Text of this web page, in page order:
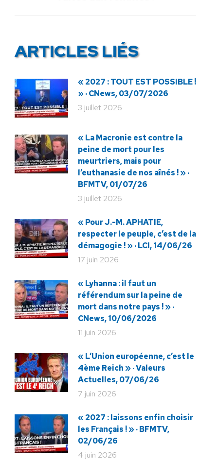
:
ARTICLES LIÉS
« 2027 : TOUT EST POSSIBLE !
» · CNews, 03/07/2026
3 juillet 2026
« La Macronie est contre la
peine de mort pour les
meurtriers, mais pour
l’euthanasie de nos aînés ! » ·
BFMTV, 01/07/26
3 juillet 2026
« Pour J.-M. APHATIE,
respecter le peuple, c’est de la
démagogie ! » · LCI, 14/06/26
17 juin 2026
« Lyhanna : il faut un
référendum sur la peine de
mort dans notre pays ! » ·
CNews, 10/06/2026
11 juin 2026
« L’Union européenne, c’est le
4ème Reich » · Valeurs
Actuelles, 07/06/26
7 juin 2026
« 2027 : laissons enfin choisir
les Français ! » · BFMTV,
02/06/26
4 juin 2026